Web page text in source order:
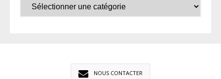
NOUS CONTACTER